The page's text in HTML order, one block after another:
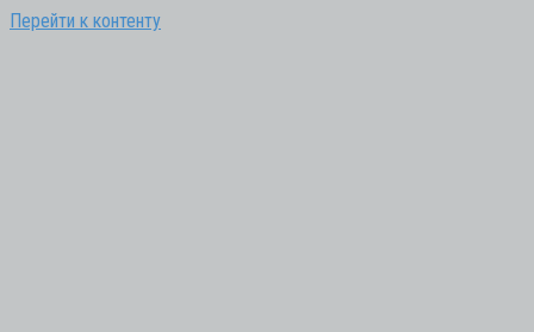
Перейти к контенту